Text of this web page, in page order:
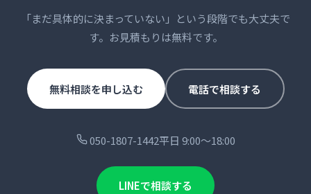
「まだ具体的に決まっていない」という段階でも大丈夫で
す。お見積もりは無料です。
無料相談を申し込む 電話で相談する
050-1807-1442平日 9:00〜18:00
LINEで相談する